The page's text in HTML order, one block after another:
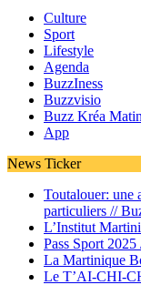
Culture
Sport
Lifestyle
Agenda
BuzzIness
Buzzvisio
Buzz Kréa
App
News Ticker
Toutalouer: une
particuliers //
L’Institut
Pass Sport 2025
La Martinique
Le T’AI-CHI-